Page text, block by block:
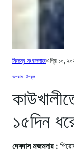
নিজস্ব সংবাদদাতাএপ্রি ১০,
অপরাধ উপকূল
১৫দিন
দেবদাস মজুমদার :